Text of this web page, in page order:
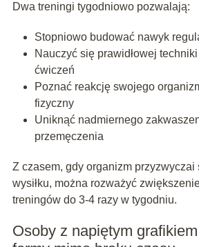
Dwa treningi tygodniowo pozwalają:
Stopniowo budować nawyk
Nauczyć się prawidłowej
ćwiczeń
Poznać reakcję swojego
fizyczny
Uniknąć nadmiernego
przemęczenia
Z czasem, gdy organizm
wysiłku, można rozważyć
treningów do 3-4 razy w tygodniu.
Osoby z napiętym